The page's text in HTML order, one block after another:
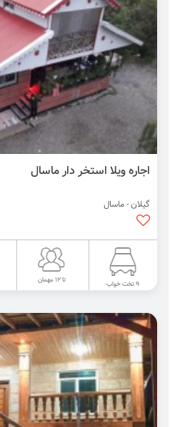
اجاره ویلا استخر دار ماسال
گیلان - ماسال
9 تخت خواب تا 12 مهمان